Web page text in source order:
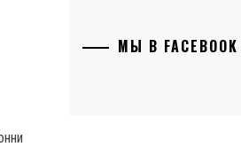
МЫ В FACEBOOK